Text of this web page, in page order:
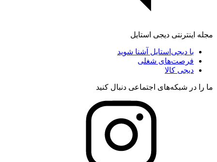
مجله اینترنتی دیجی استایل
با دیجی‌استایل آشنا شوید
فرصت‌های شغلی
دیجی کالا
ما را در شبکه‌های اجتماعی دنبال کنید